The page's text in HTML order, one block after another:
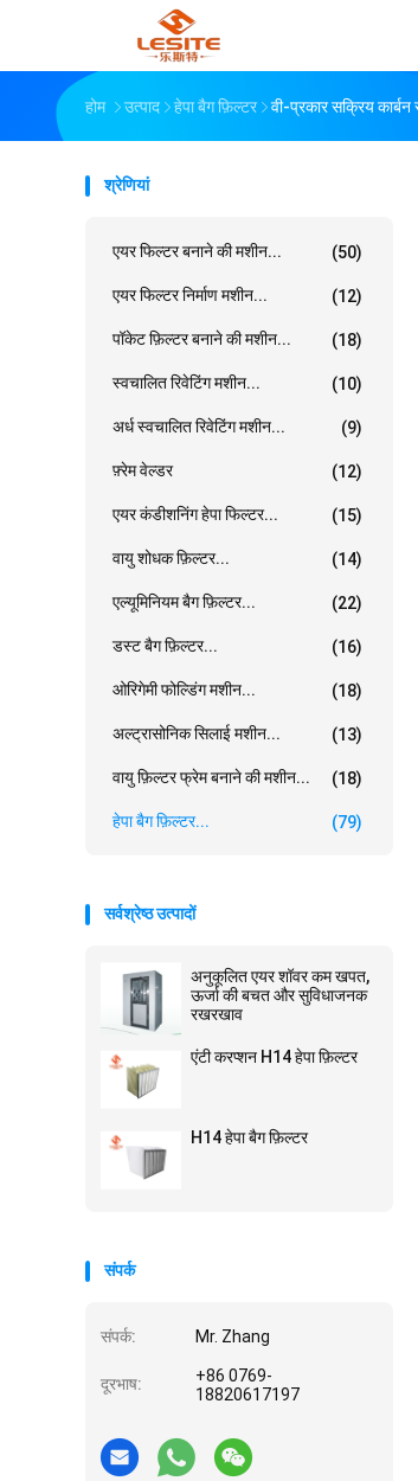
होम उत्पाद हेपा बैग फ़िल्टर वी-प्रकार सक्रिय
श्रेणियां
एयर फिल्टर बनाने की मशीन... (50)
एयर फिल्टर निर्माण मशीन... (12)
पॉकेट फ़िल्टर बनाने की मशीन... (18)
स्वचालित रिवेटिंग मशीन... (10)
अर्ध स्वचालित रिवेटिंग मशीन... (9)
फ़्रेम वेल्डर (12)
एयर कंडीशनिंग हेपा फिल्टर... (15)
वायु शोधक फ़िल्टर... (14)
एल्यूमिनियम बैग फ़िल्टर... (22)
डस्ट बैग फ़िल्टर... (16)
ओरिगेमी फोल्डिंग मशीन... (18)
अल्ट्रासोनिक सिलाई मशीन... (13)
वायु फ़िल्टर फ्रेम बनाने की मशीन... (18)
हेपा बैग फ़िल्टर... (79)
सर्वश्रेष्ठ उत्पादों
अनुकूलित एयर शॉवर कम खपत,
ऊर्जा की बचत और सुविधाजनक
रखरखाव
एंटी करप्शन H14 हेपा फ़िल्टर
H14 हेपा बैग फ़िल्टर
संपर्क
संपर्क: Mr. Zhang
दूरभाष:
+86 0769-
18820617197